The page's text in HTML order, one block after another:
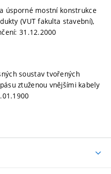
úsporné mostní konstrukce
(VUT fakulta stavební),
31.12.2000
soustav tvořených
ztuženou vnějšími kabely